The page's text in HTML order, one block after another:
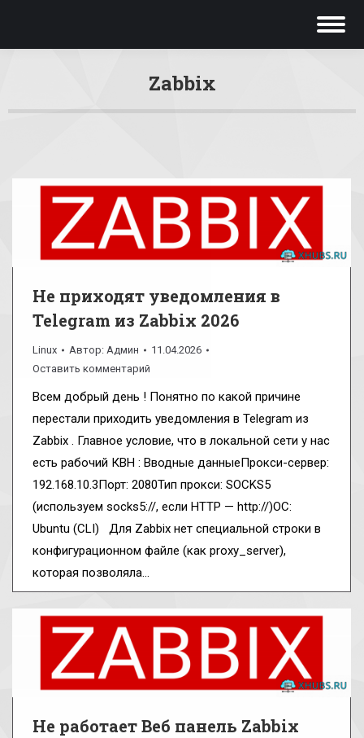
Zabbix
Не приходят уведомления в
Telegram из Zabbix 2026
Linux Автор: Админ
11.04.2026
Оставить комментарий
Всем добрый день ! Понятно по какой причине
перестали приходить уведомления в Telegram из
Zabbix . Главное условие, что в локальной сети у нас
есть рабочий КВН : Вводные данныеПрокси-сервер:
192.168.10.3Порт: 2080Тип прокси: SOCKS5
(используем socks5://, если HTTP — http://)ОС:
Ubuntu (CLI) Для Zabbix нет специальной строки в
конфигурационном файле (как proxy_server),
которая позволяла…
Не работает Веб панель Zabbix